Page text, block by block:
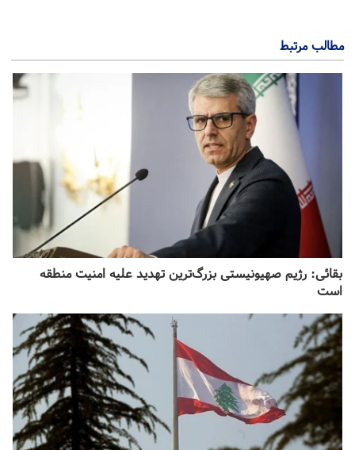
مطالب مرتبط
بقائی: رژیم صهیونیستی بزرگ‌ترین تهدید علیه امنیت منطقه
است